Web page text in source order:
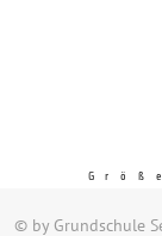
© by Grundschule